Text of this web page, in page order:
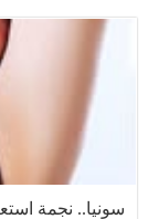
سونيا.. نجمة